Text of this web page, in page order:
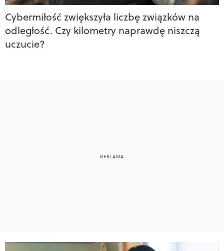
Cybermiłość zwiększyła liczbę związków na
odległość. Czy kilometry naprawdę niszczą
uczucie?